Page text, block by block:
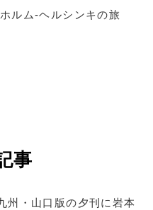
ルム-ヘルシンキの旅
事
・山口版の夕刊に岩本